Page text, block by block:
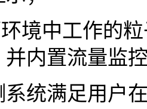
环境中工作的
并内置流量监
统满足用户